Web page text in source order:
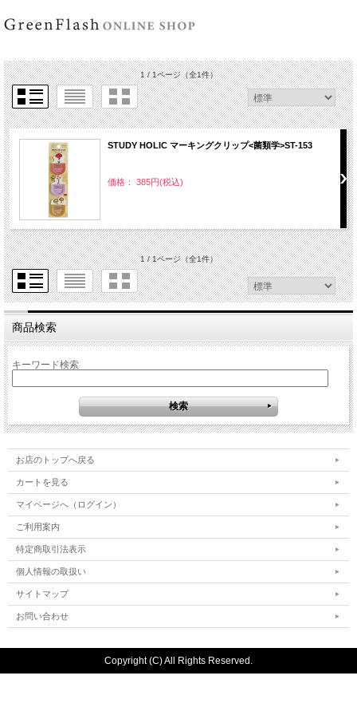
1 / 1ページ（全1件）
STUDY HOLIC マーキングクリップ<菌類学>ST-153
価格： 385円(税込)
1 / 1ページ（全1件）
商品検索
キーワード検索
お店のトップへ戻る
カートを見る
マイページへ（ログイン）
ご利用案内
特定商取引法表示
個人情報の取扱い
サイトマップ
お問い合わせ
Copyright (C) All Rights Reserved.